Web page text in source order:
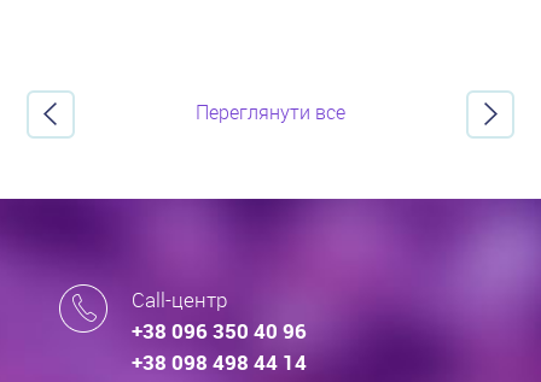
Переглянути все
Call-центр
+38 096 350 40 96
+38 098 498 44 14